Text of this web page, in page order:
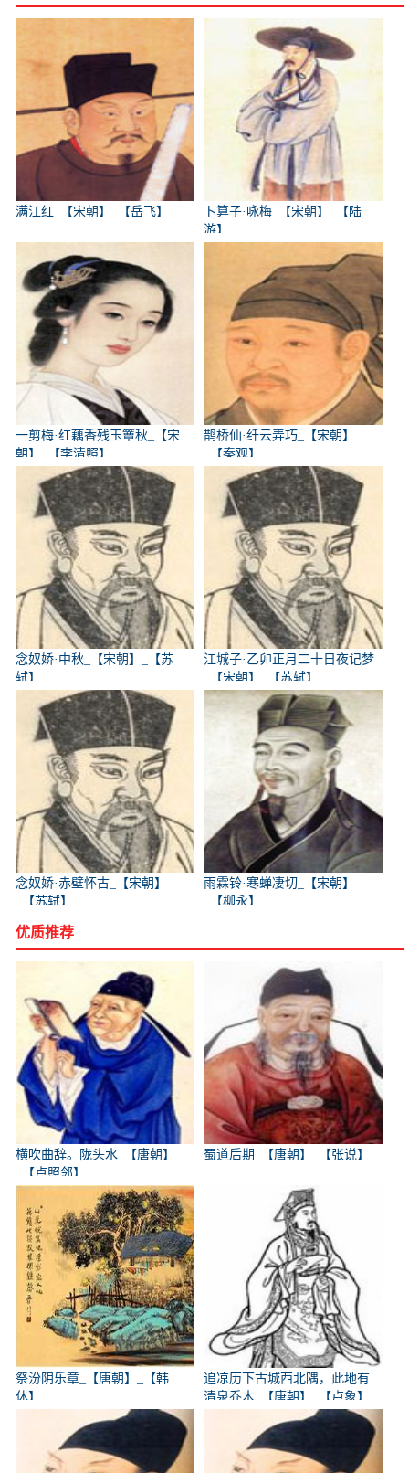
满江红_【宋朝】_【岳飞】
卜算子·咏梅_【宋朝】_【陆
游】
一剪梅·红藕香残玉簟秋_【宋
朝】_【李清照】
鹊桥仙·纤云弄巧_【宋朝】
_【秦观】
念奴娇·中秋_【宋朝】_【苏
轼】
江城子·乙卯正月二十日夜记梦
_【宋朝】_【苏轼】
念奴娇·赤壁怀古_【宋朝】
_【苏轼】
雨霖铃·寒蝉凄切_【宋朝】
_【柳永】
优质推荐
横吹曲辞。陇头水_【唐朝】
_【卢照邻】
蜀道后期_【唐朝】_【张说】
祭汾阴乐章_【唐朝】_【韩
休】
追凉历下古城西北隅，此地有
清泉乔木_【唐朝】_【卢象】